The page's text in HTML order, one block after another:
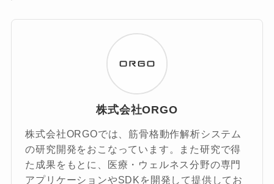
株式会社ORGO
株式会社ORGOでは、筋骨格動作解析システム
の研究開発をおこなっています。また研究で得
た成果をもとに、医療・ウェルネス分野の専門
アプリケーションやSDKを開発して提供してお